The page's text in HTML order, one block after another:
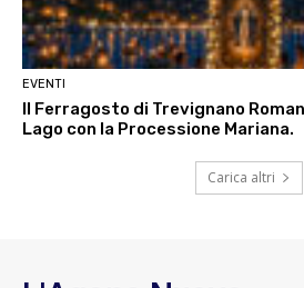
EVENTI
Il Ferragosto di Trevignano
Lago con la Processione Mariana.
Carica altri